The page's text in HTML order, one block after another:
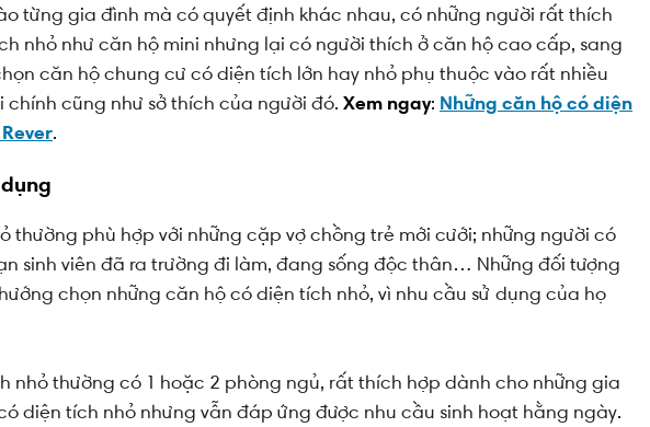
từng gia đình mà có quyết định khác nhau, có những người rất thích
nhỏ như căn hộ mini nhưng lại có người thích ở căn hộ cao cấp, sang
căn hộ chung cư có diện tích lớn hay nhỏ phụ thuộc vào rất nhiều
chính cũng như sở thích của người đó. Xem ngay: Những căn hộ có diện
.
thường phù hợp với những cặp vợ chồng trẻ mới cưới; những người có
sinh viên đã ra trường đi làm, đang sống độc thân… Những đối tượng
chọn những căn hộ có diện tích nhỏ, vì nhu cầu sử dụng của họ
nhỏ thường có 1 hoặc 2 phòng ngủ, rất thích hợp dành cho những gia
diện tích nhỏ nhưng vẫn đáp ứng được nhu cầu sinh hoạt hằng ngày.